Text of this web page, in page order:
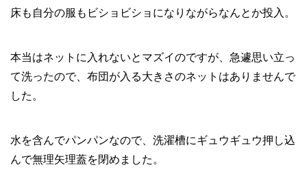
床も自分の服もビショビショになりながらなんとか投入。
本当はネットに入れないとマズイのですが、急遽思い立っ
て洗ったので、布団が入る大きさのネットはありませんで
した。
水を含んでパンパンなので、洗濯槽にギュウギュウ押し込
んで無理矢理蓋を閉めました。